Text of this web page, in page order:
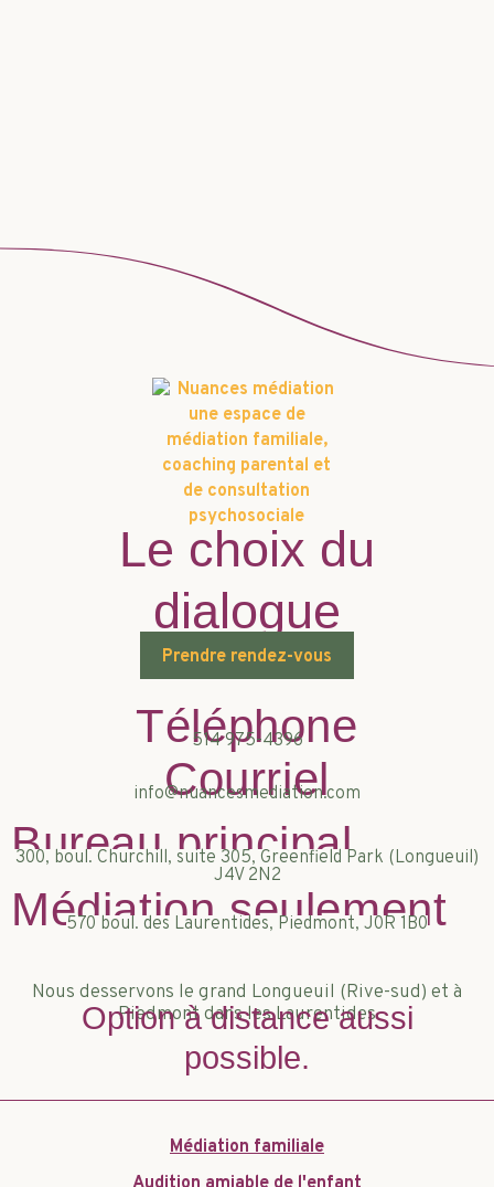
Le choix du
dialogue
Prendre rendez-vous
Téléphone
514 975-4396
Courriel
info@nuancesmediation.com
Bureau principal
300, boul. Churchill, suite 305, Greenfield Park (Longueuil)
J4V 2N2
Médiation seulement
570 boul. des Laurentides, Piedmont, J0R 1B0
Nous desservons le grand Longueuil (Rive-sud) et à
Piedmont dans les Laurentides
Option à distance aussi
possible.
Médiation familiale